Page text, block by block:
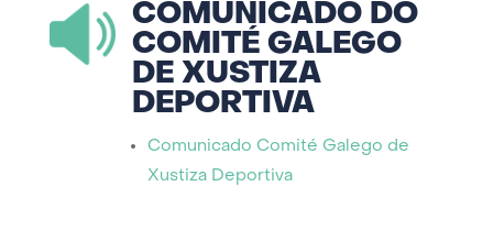
COMUNICADO DO
COMITÉ GALEGO
DE XUSTIZA
DEPORTIVA
Comunicado Comité Galego de
Xustiza Deportiva